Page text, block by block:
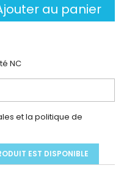
au panier
NC
et la politique de
EST DISPONIBLE